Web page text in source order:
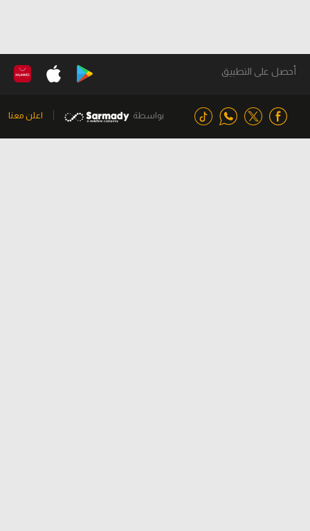
أحصل على التطبيق
بواسطة اعلن معنا